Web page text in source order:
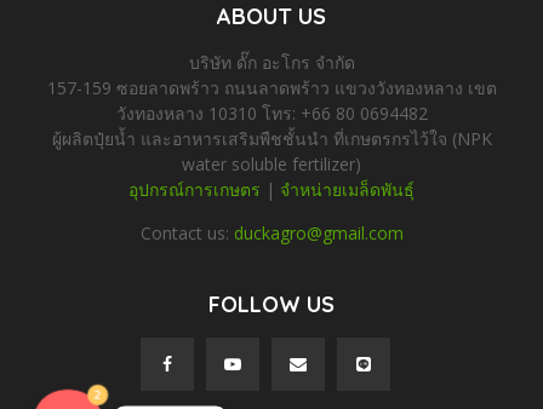
ABOUT US
บริษัท ดั๊ก อะโกร จำกัด
157-159 ซอยลาดพร้าว ถนนลาดพร้าว แขวงวังทองหลาง เขต
วังทองหลาง 10310 โทร: +66 80 0694482
ผู้ผลิตปุ๋ยน้ำ และอาหารเสริมพืชชั้นนำ ที่เกษตรกรไว้ใจ (NPK
water soluble fertilizer)
อุปกรณ์การเกษตร | จำหน่ายเมล็ดพันธุ์
Contact us: duckagro@gmail.com
FOLLOW US
2